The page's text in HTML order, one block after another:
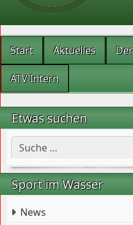
Start Aktuelles
ATV Intern
Etwas suchen
Suchen
Sport im Wasser
News